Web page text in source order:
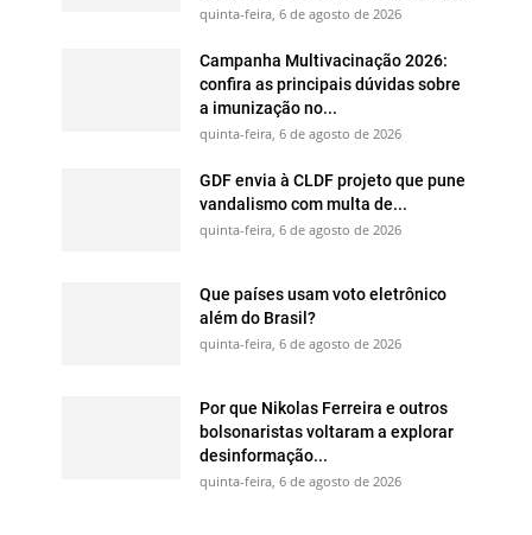
quinta-feira, 6 de agosto de 2026
Campanha Multivacinação 2026:
confira as principais dúvidas sobre
a imunização no...
quinta-feira, 6 de agosto de 2026
GDF envia à CLDF projeto que pune
vandalismo com multa de...
quinta-feira, 6 de agosto de 2026
Que países usam voto eletrônico
além do Brasil?
quinta-feira, 6 de agosto de 2026
Por que Nikolas Ferreira e outros
bolsonaristas voltaram a explorar
desinformação...
quinta-feira, 6 de agosto de 2026